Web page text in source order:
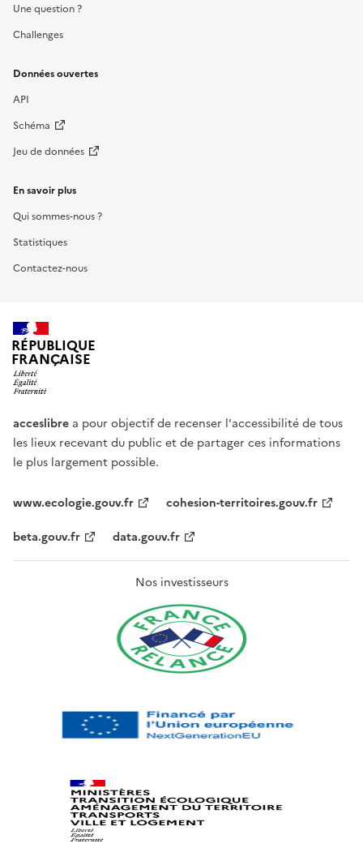
Une question ?
Challenges
Données ouvertes
API
Schéma
Jeu de données
En savoir plus
Qui sommes-nous ?
Statistiques
Contactez-nous
RÉPUBLIQUE
FRANÇAISE
acceslibre a pour objectif de recenser l'accessibilité de tous
les lieux recevant du public et de partager ces informations
le plus largement possible.
www.ecologie.gouv.fr
cohesion-territoires.gouv.fr
beta.gouv.fr
data.gouv.fr
Nos investisseurs